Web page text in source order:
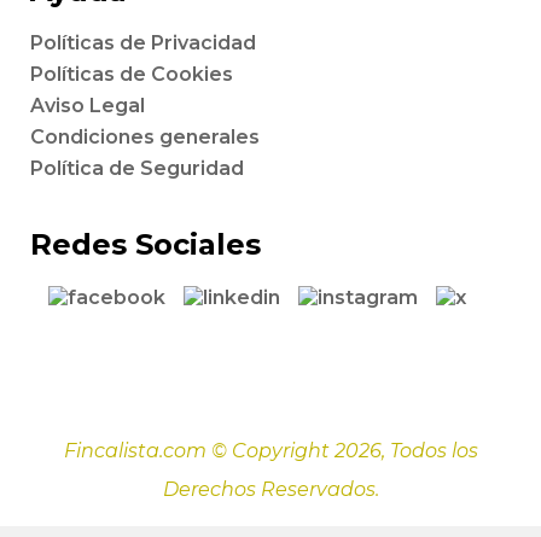
Políticas de Privacidad
Políticas de Cookies
Aviso Legal
Condiciones generales
Política de Seguridad
Redes Sociales
Fincalista.com © Copyright 2026, Todos los
Derechos Reservados.